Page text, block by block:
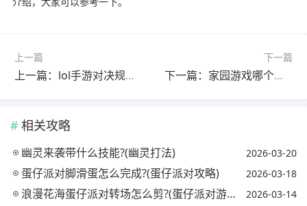
上一篇
上一篇：lol手游对决规则?(lol手游对决规则详解)
下一篇
下一篇：家园游戏哪个版本好玩?(家园游戏哪个版本好玩一点)
相关攻略
幽灵来袭带什么技能?(幽灵打法) 2026-03-20
蛋仔派对脚滑蛋怎么完成?(蛋仔派对攻略) 2026-03-18
浪漫花海蛋仔派对转场怎么剪?(蛋仔派对游戏视频) 2026-03-14